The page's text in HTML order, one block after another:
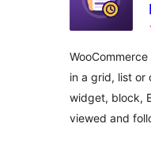
in a grid, list or
widget, block,
viewed and